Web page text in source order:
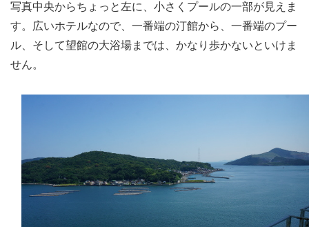
写真中央からちょっと左に、小さくプールの一部が見えま
す。広いホテルなので、一番端の汀館から、一番端のプー
ル、そして望館の大浴場までは、かなり歩かないといけま
せん。